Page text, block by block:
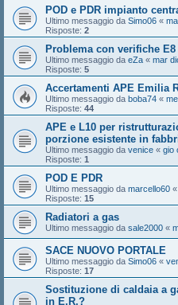
POD e PDR impianto
Ultimo messaggio da Simo06 «
Risposte: 2
Problema con verifiche E8
Ultimo messaggio da eZa « mar
Risposte: 5
Accertamenti APE Emilia
Ultimo messaggio da boba74 «
Risposte: 44
APE e L10 per
porzione esistente in
Ultimo messaggio da venice « gio
Risposte: 1
POD E PDR
Ultimo messaggio da marcello60 «
Risposte: 15
Radiatori a gas
Ultimo messaggio da sale2000 «
SACE NUOVO PORTALE
Ultimo messaggio da Simo06 «
Risposte: 17
Sostituzione di caldaia a
in E.R.?